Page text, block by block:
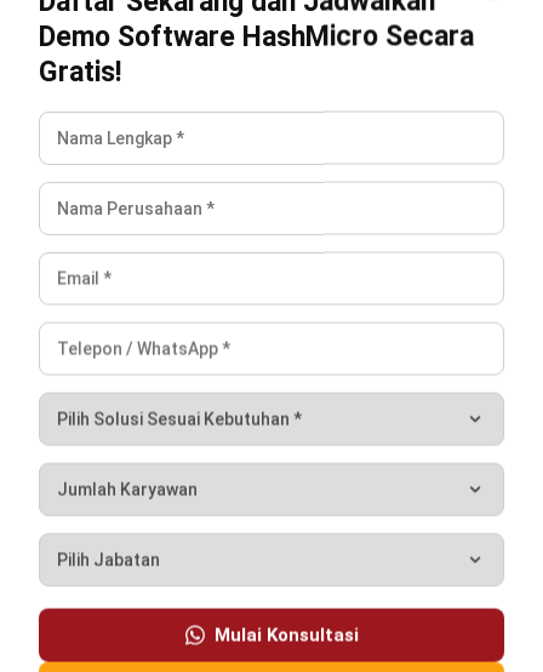
Irga Afghani- 30/07/2026
INVENTORY
Contoh Slow Moving Product serta 7
Strategi Pencegahannya
Jessica Wijaya- 04/08/2026
Kerja Lebih Mudah dengan
Hashy AI.
AI dalam sistem bisnisyang tuntaskan semua